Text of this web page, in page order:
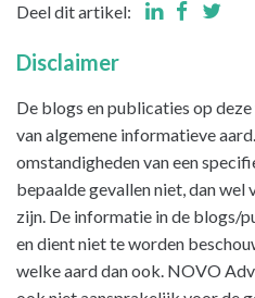
Deel dit artikel:
Disclaimer
De blogs en publicaties op
van algemene informatieve
omstandigheden van een
bepaalde gevallen niet, dan wel
zijn. De informatie in de blogs/
en dient niet te worden
welke aard dan ook. NOVO